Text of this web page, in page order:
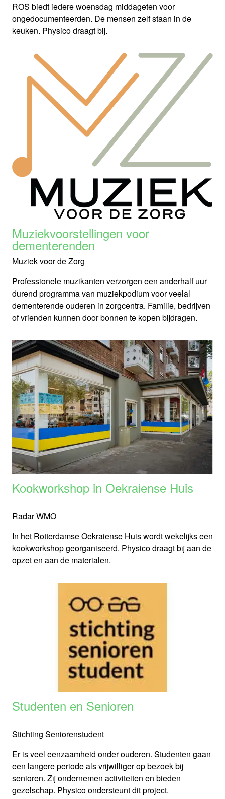
ROS biedt iedere woensdag middageten voor
ongedocumenteerden. De mensen zelf staan in de
keuken. Physico draagt bij.
Muziekvoorstellingen voor
dementerenden
Muziek voor de Zorg
Professionele muzikanten verzorgen een anderhalf uur
durend programma van muziekpodium voor veelal
dementerende ouderen in zorgcentra. Familie, bedrijven
of vrienden kunnen door bonnen te kopen bijdragen.
Kookworkshop in Oekraiense Huis
Radar WMO
In het Rotterdamse Oekraiense Huis wordt wekelijks een
kookworkshop georganiseerd. Physico draagt bij aan de
opzet en aan de materialen.
Studenten en Senioren
Stichting Seniorenstudent
Er is veel eenzaamheid onder ouderen. Studenten gaan
een langere periode als vrijwilliger op bezoek bij
senioren. Zij ondernemen activiteiten en bieden
gezelschap. Physico ondersteunt dit project.